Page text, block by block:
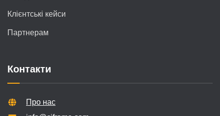
Клієнтські кейси
Партнерам
Контакти
Про нас